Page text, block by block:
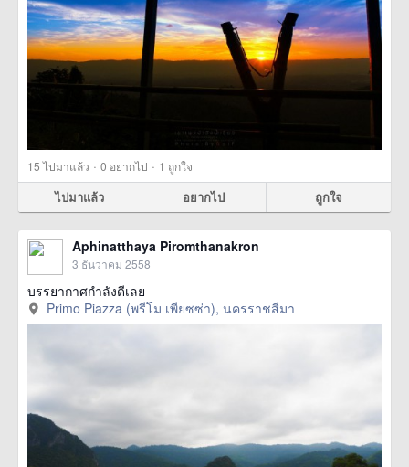
15ไปมาแล้ว · 0 อยากไป · 1 ถูกใจ
ไปมาแล้ว อยากไป ถูกใจ
Aphinatthaya Piromthanakron
3 ธันวาคม 2558
บรรยากาศกำลังดีเลย
Primo Piazza (พรีโม เพียซซ่า), นครราชสีมา